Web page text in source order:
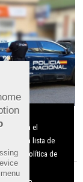
para el
la lista de
nuestra Política de